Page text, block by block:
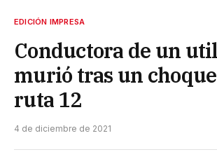
EDICIÓN IMPRESA
Conductora de un
murió tras un
ruta 12
4 de diciembre de 2021